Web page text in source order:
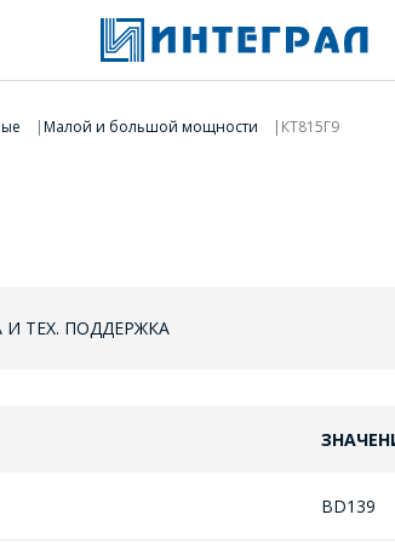
Малой и большой мощности КТ815Г9
И ТЕХ. ПОДДЕРЖКА
BD139